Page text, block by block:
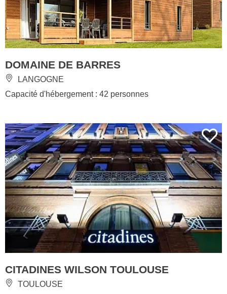
DOMAINE DE BARRES
LANGOGNE
Capacité d'hébergement : 42 personnes
CITADINES WILSON TOULOUSE
TOULOUSE